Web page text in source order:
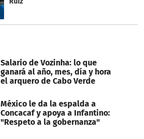
Salario de Vozinha: lo que
ganará al año, mes, día y hora
el arquero de Cabo Verde
México le da la espalda a
Concacaf y apoya a Infantino:
"Respeto a la gobernanza"